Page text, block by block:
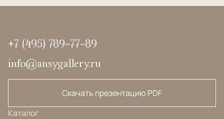
+7 (495) 789-77-89
info@ansygallery.ru
Скачать презентацию PDF
Каталог